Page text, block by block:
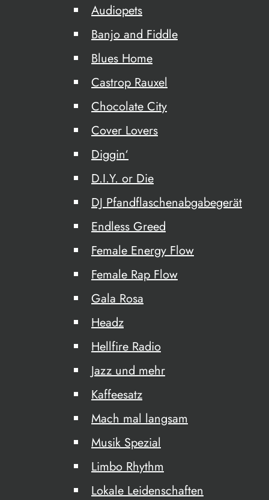
Audiopets
Banjo and Fiddle
Blues Home
Castrop Rauxel
Chocolate City
Cover Lovers
Diggin‘
D.I.Y. or Die
DJ Pfandflaschenabgabegerät
Endless Greed
Female Energy Flow
Female Rap Flow
Gala Rosa
Headz
Hellfire Radio
Jazz und mehr
Kaffeesatz
Mach mal langsam
Musik Spezial
Limbo Rhythm
Lokale Leidenschaften